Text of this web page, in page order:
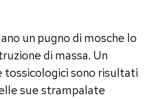
un pugno di mosche lo
di massa. Un
tossicologici sono risultati
sue strampalate